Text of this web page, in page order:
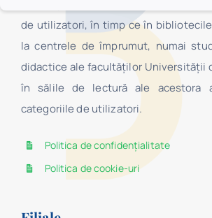
de utilizatori, în timp ce în
la centrele de împrumut, numai
didactice ale facultăților Universității
în sălile de lectură ale acestora
categoriile de utilizatori.
Politica de confidențialitate
Politica de cookie-uri